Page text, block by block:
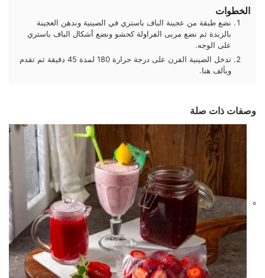
الخطوات
نضع طبقة من عجينة الباف باستري في الصينية وندهن العجينة
بالزبدة ثم نضع مربى الفراولة كحشو ونضع أشكال الباف باستري
على الوجه.
تدخل الصينية الفرن على درجة حرارة 180 لمدة 45 دقيقة ثم تقدم
وبألف هنا.
وصفات ذات صلة